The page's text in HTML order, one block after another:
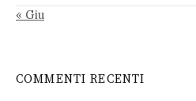
« Giu
COMMENTI RECENTI